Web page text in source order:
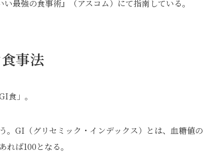
最強の食事術』（アスコム）にて指南している。
事法
食」。
。GI（グリセミック・インデックス）とは、血糖値の
ば100となる。